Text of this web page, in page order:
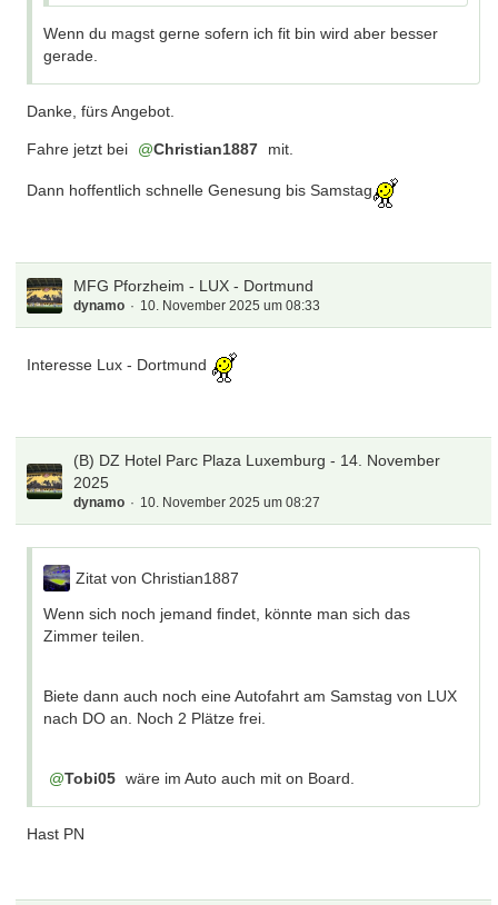
Wenn du magst gerne sofern ich fit bin wird aber besser
gerade.
Danke, fürs Angebot.
Fahre jetzt bei Christian1887 mit.
Dann hoffentlich schnelle Genesung bis Samstag
MFG Pforzheim - LUX - Dortmund
dynamo 10. November 2025 um 08:33
Interesse Lux - Dortmund
(B) DZ Hotel Parc Plaza Luxemburg - 14. November
2025
dynamo 10. November 2025 um 08:27
Zitat von Christian1887
Wenn sich noch jemand findet, könnte man sich das
Zimmer teilen.
Biete dann auch noch eine Autofahrt am Samstag von LUX
nach DO an. Noch 2 Plätze frei.
Tobi05 wäre im Auto auch mit on Board.
Hast PN